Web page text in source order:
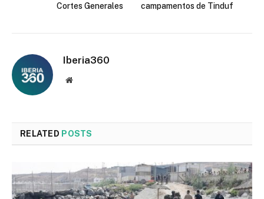
Cortes Generales
campamentos de Tinduf
Iberia360
Website
RELATED POSTS